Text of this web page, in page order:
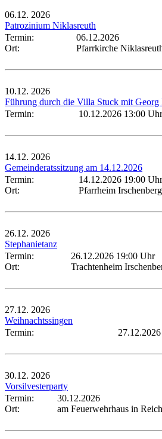
06.12. 2026
Patrozinium Niklasreuth
Termin:
06.12.2026
Ort:
Pfarrkirche
10.12. 2026
Führung durch die Villa Stuck mit Georg
Termin:
10.12.2026 13:00 Uhr
14.12. 2026
Gemeinderatssitzung am 14.12.2026
Termin:
14.12.2026 19:00 Uhr
Ort:
Pfarrheim Irschenberg
26.12. 2026
Stephanietanz
Termin:
26.12.2026 19:00 Uhr
Ort:
Trachtenheim
27.12. 2026
Weihnachtssingen
Termin:
27.12.2026
30.12. 2026
Vorsilvesterparty
Termin:
30.12.2026
Ort:
am Feuerwehrhaus in